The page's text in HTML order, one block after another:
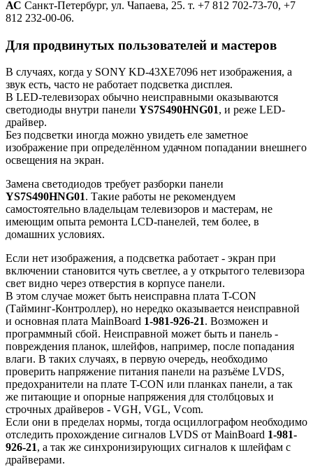
АС Санкт-Петербург, ул. Чапаева, 25. т. +7 812 702-73-70, +7
812 232-00-06.
Для продвинутых пользователей и мастеров
В случаях, когда у SONY KD-43XE7096 нет изображения, а
звук есть, часто не работает подсветка дисплея.
В LED-телевизорах обычно неисправными оказываются
светодиоды внутри панели YS7S490HNG01, и реже LED-
драйвер.
Без подсветки иногда можно увидеть еле заметное
изображение при определённом удачном попадании внешнего
освещения на экран.
Замена светодиодов требует разборки панели
YS7S490HNG01. Такие работы не рекомендуем
самостоятельно владельцам телевизоров и мастерам, не
имеющим опыта ремонта LCD-панелей, тем более, в
домашних условиях.
Если нет изображения, а подсветка работает - экран при
включении становится чуть светлее, а у открытого телевизора
свет видно через отверстия в корпусе панели.
В этом случае может быть неисправна плата T-CON
(Тайминг-Контроллер), но нередко оказывается неисправной
и основная плата MainBoard 1-981-926-21. Возможен и
программный сбой. Неисправной может быть и панель -
повреждения планок, шлейфов, например, после попадания
влаги. В таких случаях, в первую очередь, необходимо
проверить напряжение питания панели на разъёме LVDS,
предохранители на плате T-CON или планках панели, а так
же питающие и опорные напряжения для столбцовых и
строчных драйверов - VGH, VGL, Vcom.
Если они в пределах нормы, тогда осциллографом необходимо
отследить прохождение сигналов LVDS от MainBoard 1-981-
926-21, а так же синхронизирующих сигналов к шлейфам с
драйверами.